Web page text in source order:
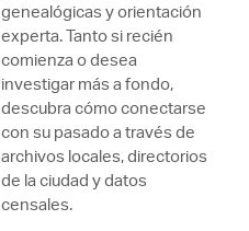
genealógicas y orientación
experta. Tanto si recién
comienza o desea
investigar más a fondo,
descubra cómo conectarse
con su pasado a través de
archivos locales, directorios
de la ciudad y datos
censales.